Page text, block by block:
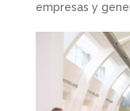
empresas y